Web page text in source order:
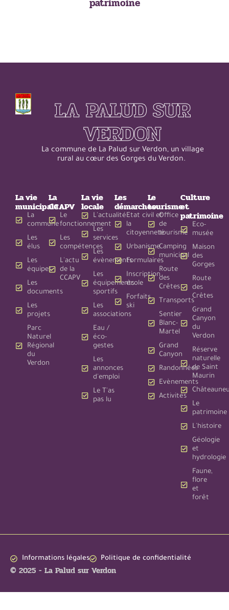
LA PALUD SUR
VERDON
La commune de La Palud sur Verdon, un village
rural au cœur des Gorges du Verdon.
La vie
municipale
La
commune
Les
élus
Les
équipes
Les
documents
Les
projets
Parc
Naturel
Régional
du
Verdon
La
CCAPV
Le
fonctionnement
Les
compétences
L'actu
de la
CCAPV
La vie
locale
L'actualité
Les
services
Les
évènements
Les
équipements
sportifs
Les
associations
Eau /
éco-
gestes
Les
annonces
d'emploi
Le T'as
pas lu
Les
démarches
Etat civil et
la
citoyenneté
Urbanisme
Formulaires
Inscription
école
Forfaits
ski
Le
tourisme
Office
de
tourisme
Camping
municipal
Route
des
Crêtes
Transports
Sentier
Blanc-
Martel
Grand
Canyon
Randonnées
Evènements
Activités
Culture
et
patrimoine
Eco-
musée
Maison
des
Gorges
Route
des
Crêtes
Grand
Canyon
du
Verdon
Réserve
naturelle
de Saint
Maurin
Le
patrimoine
L'histoire
Géologie
et
hydrologie
Faune,
flore
et
forêt
Informations légales Politique de confidentialité
© 2025 - La Palud sur Verdon